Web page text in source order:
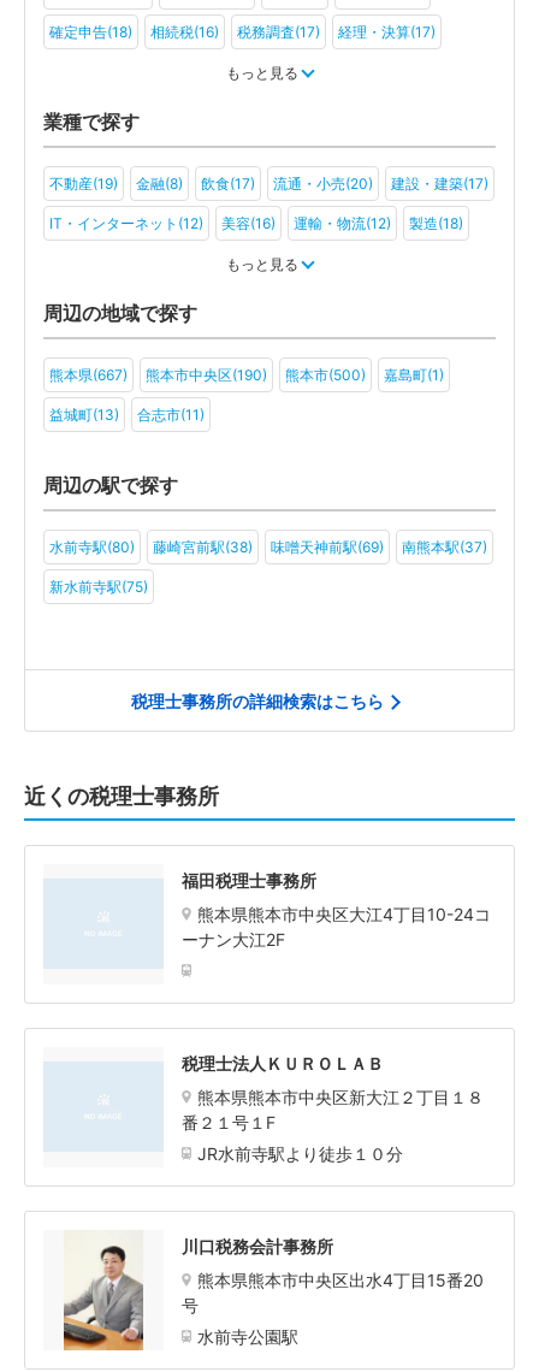
確定申告(18) 相続税(16) 税務調査(17) 経理・決算(17)
もっと見る
業種で探す
不動産(19) 金融(8) 飲食(17) 流通・小売(20) 建設・建築(17)
IT・インターネット(12) 美容(16) 運輸・物流(12) 製造(18)
旅行・ホテル(12)
アミューズメント・レジャー(9)
医療法人(9) ＮＰＯ法人(4) 学校法人(5) 一般社団法人(9)
その他(8)
もっと見る
周辺の地域で探す
熊本県(667) 熊本市中央区(190) 熊本市(500) 嘉島町(1)
益城町(13) 合志市(11)
周辺の駅で探す
水前寺駅(80) 藤崎宮前駅(38) 味噌天神前駅(69) 南熊本駅(37)
新水前寺駅(75)
税理士事務所の詳細検索はこちら
近くの税理士事務所
福田税理士事務所
熊本県熊本市中央区大江4丁目10-24コ
ーナン大江2F
税理士法人ＫＵＲＯＬＡＢ
熊本県熊本市中央区新大江２丁目１８
番２１号１F
JR水前寺駅より徒歩１０分
川口税務会計事務所
熊本県熊本市中央区出水4丁目15番20
号
水前寺公園駅